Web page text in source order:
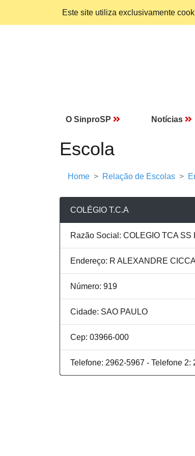
Este site utiliza exclusivamente
O SinproSP Notícias
Escola
Home Relação de Escolas
COLÉGIO T.C.A
Razão Social: COLEGIO TCA SS
Endereço: R ALEXANDRE
Número: 919
Cidade: SAO PAULO
Cep: 03966-000
Telefone: 2962-5967 - Telefone 2: